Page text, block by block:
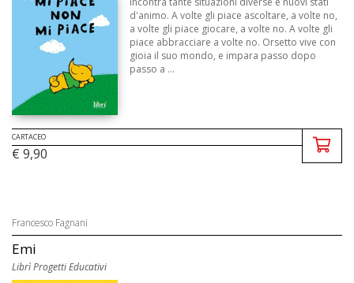
d'animo. A volte gli piace ascoltare, a volte no,
a volte gli piace giocare, a volte no. A volte gli
piace abbracciare a volte no. Orsetto vive con
gioia il suo mondo, e impara passo dopo
passo a ...
CARTACEO
€ 9,90
Francesco Fagnani
Emi
Librì Progetti Educativi